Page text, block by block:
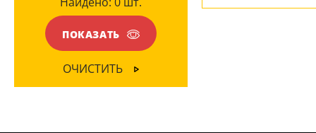
ЦВЕТ ПЛАФОНОВ
Прозрачный(4)
ПОКАЗАТЬ
ОЧИСТИТЬ